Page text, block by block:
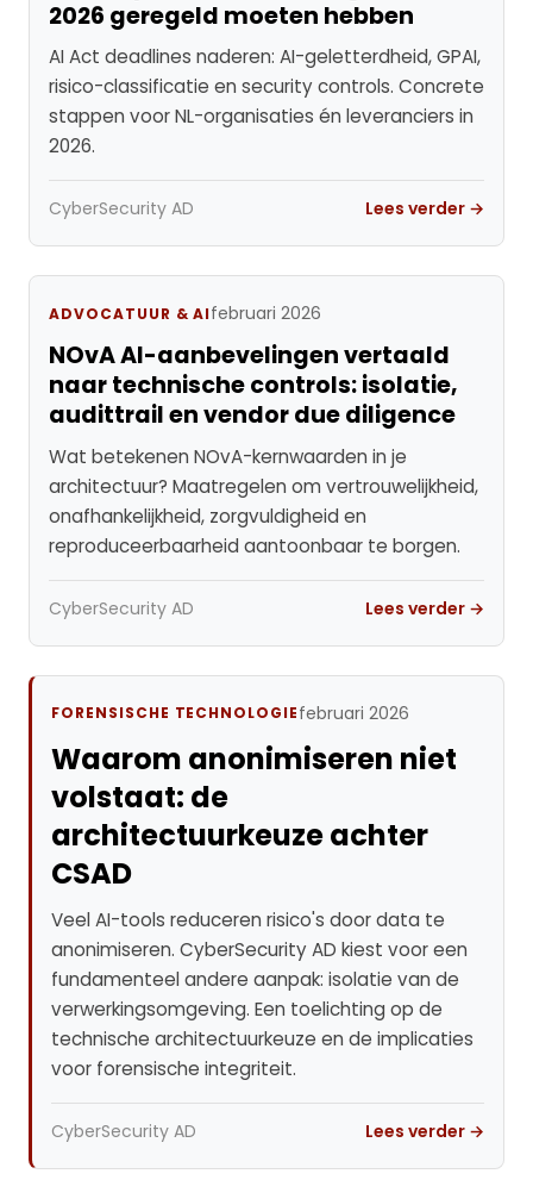
2026 geregeld moeten hebben
AI Act deadlines naderen: AI-geletterdheid, GPAI,
risico-classificatie en security controls. Concrete
stappen voor NL-organisaties én leveranciers in
2026.
CyberSecurity AD Lees verder →
ADVOCATUUR & AIfebruari 2026
NOvA AI-aanbevelingen vertaald
naar technische controls: isolatie,
audittrail en vendor due diligence
Wat betekenen NOvA-kernwaarden in je
architectuur? Maatregelen om vertrouwelijkheid,
onafhankelijkheid, zorgvuldigheid en
reproduceerbaarheid aantoonbaar te borgen.
CyberSecurity AD Lees verder →
FORENSISCHE TECHNOLOGIEfebruari 2026
Waarom anonimiseren niet
volstaat: de
architectuurkeuze achter
CSAD
Veel AI-tools reduceren risico's door data te
anonimiseren. CyberSecurity AD kiest voor een
fundamenteel andere aanpak: isolatie van de
verwerkingsomgeving. Een toelichting op de
technische architectuurkeuze en de implicaties
voor forensische integriteit.
CyberSecurity AD Lees verder →